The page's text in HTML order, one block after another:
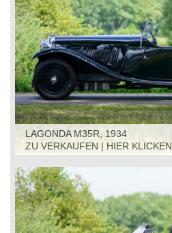
LAGONDA M35R, 1934
ZU VERKAUFEN | HIER KLICKEN